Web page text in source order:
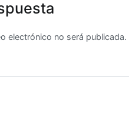
electrónico no será publicada.